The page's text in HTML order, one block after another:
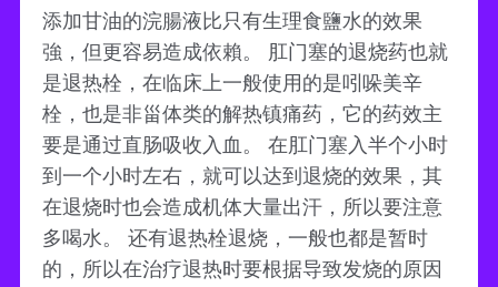
添加甘油的浣腸液比只有生理食鹽水的效果
強，但更容易造成依賴。 肛门塞的退烧药也就
是退热栓，在临床上一般使用的是吲哚美辛
栓，也是非甾体类的解热镇痛药，它的药效主
要是通过直肠吸收入血。 在肛门塞入半个小时
到一个小时左右，就可以达到退烧的效果，其
在退烧时也会造成机体大量出汗，所以要注意
多喝水。 还有退热栓退烧，一般也都是暂时
的，所以在治疗退热时要根据导致发烧的原因